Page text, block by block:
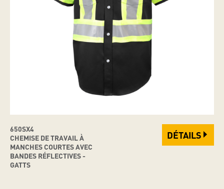
650SX4
CHEMISE DE TRAVAIL À
MANCHES COURTES AVEC
BANDES RÉFLECTIVES -
GATTS
DÉTAILS